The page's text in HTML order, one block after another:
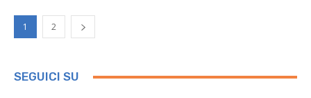
1 2
SEGUICI SU